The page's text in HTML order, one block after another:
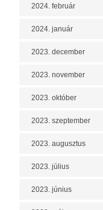
2024. február
2024. január
2023. december
2023. november
2023. október
2023. szeptember
2023. augusztus
2023. július
2023. június